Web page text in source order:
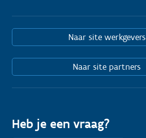
Naar site werkgevers
Naar site partners
Heb je een vraag?